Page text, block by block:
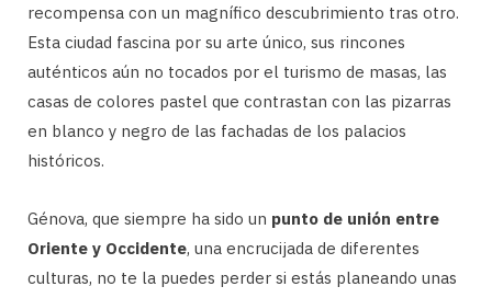
recompensa con un magnífico descubrimiento tras otro.
Esta ciudad fascina por su arte único, sus rincones
auténticos aún no tocados por el turismo de masas, las
casas de colores pastel que contrastan con las pizarras
en blanco y negro de las fachadas de los palacios
históricos.
Génova, que siempre ha sido un punto de unión entre
Oriente y Occidente, una encrucijada de diferentes
culturas, no te la puedes perder si estás planeando unas